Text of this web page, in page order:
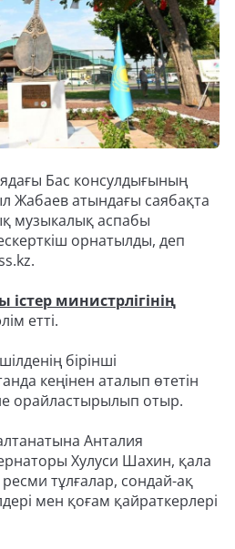
Бас консулдығының
Жабаев атындағы саябақта
музыкалық аспабы
орнатылды, деп
министрлігінің
етті.
бірінші
кеңінен аталып өтетін
орайластырылып отыр.
Анталия
Хулуси Шахин, қала
ресми тұлғалар, сондай-ақ
мен қоғам қайраткерлері